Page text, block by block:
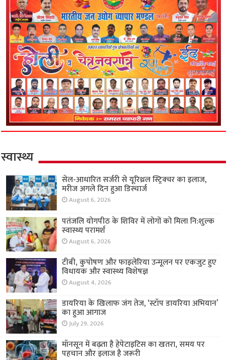
स्वास्थ्य
सेल-आधारित सर्जरी से यूरिथ्रल स्ट्रिक्चर का इलाज,
मरीज अगले दिन हुआ डिस्चार्ज
August 6, 2026
पतंजलि योगपीठ के शिविर में लोगों को मिला नि:शुल्क
स्वास्थ्य परामर्श
August 6, 2026
टीबी, कुपोषण और फाइलेरिया उन्मूलन पर एकजुट हुए
विधायक और स्वास्थ्य विशेषज्ञ
August 4, 2026
डायरिया के खिलाफ जंग तेज, ‘स्टॉप डायरिया अभियान’
का हुआ आगाज
July 29, 2026
मॉनसून में बढ़ता है हेपेटाइटिस का खतरा, समय पर
पहचान और इलाज है जरूरी